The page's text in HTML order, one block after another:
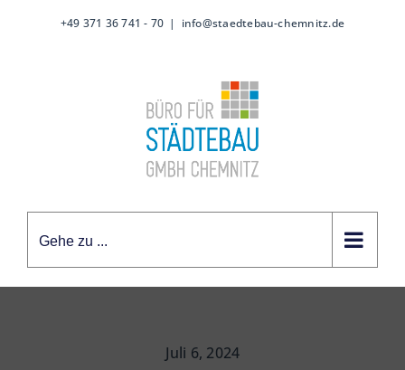
+49 371 36 741 - 70 | info@staedtebau-chemnitz.de
Gehe zu ...
Juli 6, 2024